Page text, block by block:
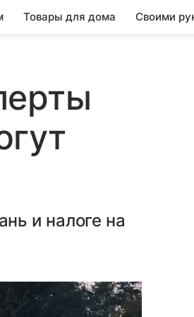
Товары для дома Своими
и налоге на